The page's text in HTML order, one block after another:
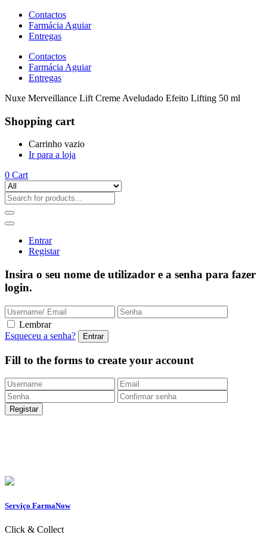
Contactos
Farmácia Aguiar
Entregas
Contactos
Farmácia Aguiar
Entregas
Nuxe Merveillance Lift Creme Aveludado Efeito Lifting 50 ml
Shopping cart
Carrinho vazio
Ir para a loja
0 Cart
Entrar
Registar
Insira o seu nome de utilizador e a senha para fazer
login.
Lembrar
Esqueceu a senha?
Fill to the forms to create your account
Serviço FarmaNow
Click & Collect